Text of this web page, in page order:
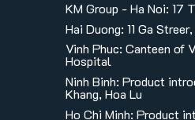
KM Group - Ha Noi: 17
Hai Duong: 11 Ga
Vinh Phuc: Canteen of
Hospital
Ninh Binh: Product
Khang, Hoa Lu
Ho Chi Minh: Product